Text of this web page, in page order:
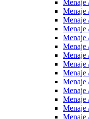
Menaje
Menaje
Menaje